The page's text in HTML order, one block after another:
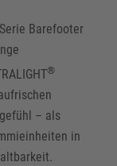
Barefooter
®
– als
in